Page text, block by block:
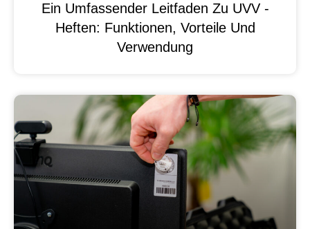
Ein Umfassender Leitfaden Zu UVV -
Heften: Funktionen, Vorteile Und
Verwendung